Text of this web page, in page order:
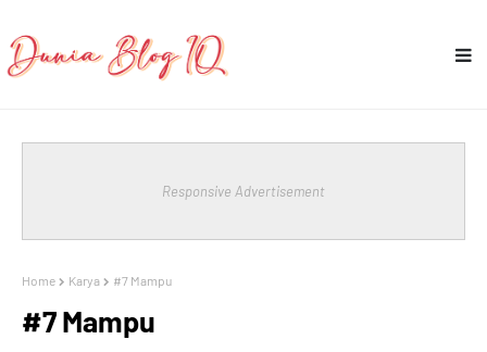
Responsive Advertisement
Home Karya #7 Mampu
#7 Mampu